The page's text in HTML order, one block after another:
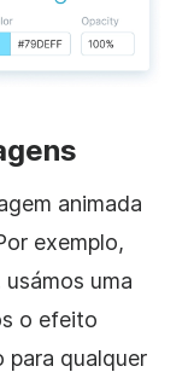
animada
exemplo,
uma
o efeito
para qualquer